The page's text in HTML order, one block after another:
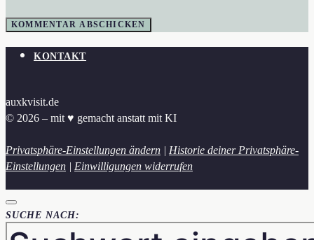
KONTAKT
auxkvisit.de
© 2026 – mit ♥︎ gemacht anstatt mit KI
Privatsphäre-Einstellungen ändern | Historie deiner Privatsphäre-
Einstellungen | Einwilligungen widerrufen
SUCHE NACH: